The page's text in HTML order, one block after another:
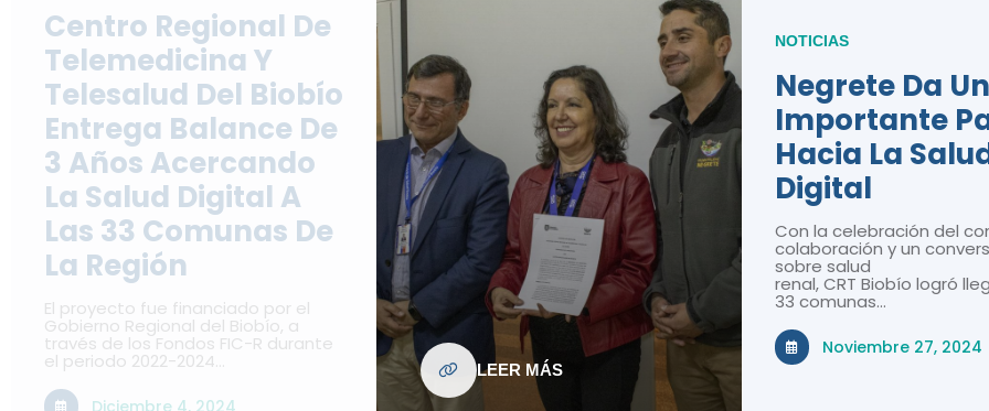
Centro Regional De
Telemedicina Y
Telesalud Del Biobío
Entrega Balance De
3 Años Acercando
La Salud Digital A
Las 33 Comunas De
La Región
El proyecto fue financiado por el
Gobierno Regional del Biobío, a
través de los Fondos FIC-R durante
el periodo 2022-2024… LEER MÁS
NOTICIAS
Negrete Da Un
Importante
Hacia La
Digital
Con la celebración del
colaboración y un
sobre salud
renal, CRT Biobío logró
33 comunas…
Noviembre 27, 2024